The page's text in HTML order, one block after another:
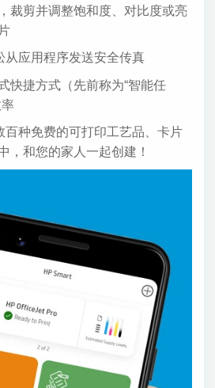
裁剪并调整饱和度、对比度或亮
从应用程序发送安全传真
快捷方式（先前称为“智能任
百种免费的可打印工艺品、卡片
，和您的家人一起创建！